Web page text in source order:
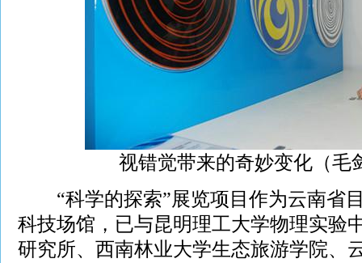
视错觉带来的奇妙变化（
“科学的探索”展览项目作为云南省
科技场馆，已与昆明理工大学物理实验
研究所、西南林业大学生态旅游学院、